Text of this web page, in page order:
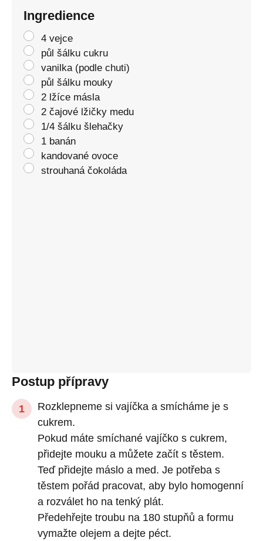
Ingredience
4 vejce
půl šálku cukru
vanilka (podle chuti)
půl šálku mouky
2 lžíce másla
2 čajové lžičky medu
1/4 šálku šlehačky
1 banán
kandované ovoce
strouhaná čokoláda
Postup přípravy
Rozklepneme si vajíčka a smícháme je s
cukrem.
Pokud máte smíchané vajíčko s cukrem,
přidejte mouku a můžete začít s těstem.
Teď přidejte máslo a med. Je potřeba s
těstem pořád pracovat, aby bylo homogenní
a rozválet ho na tenký plát.
Předehřejte troubu na 180 stupňů a formu
vymažte olejem a dejte péct.